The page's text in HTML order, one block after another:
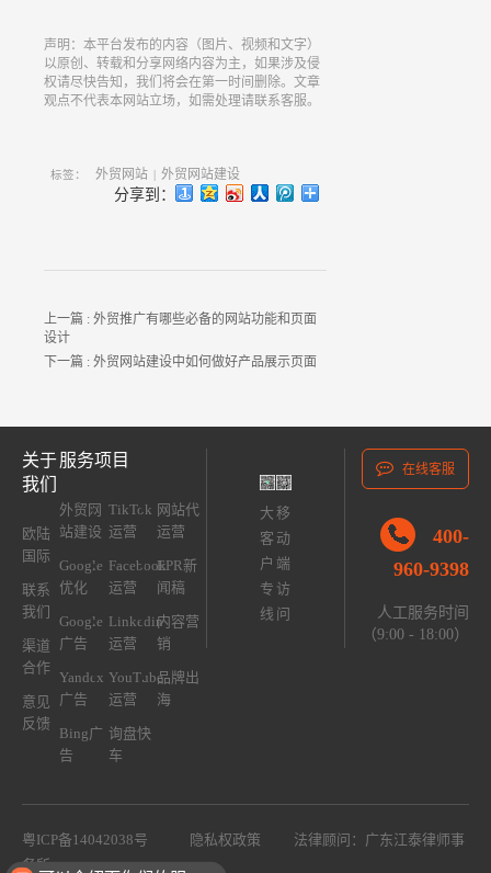
声明：本平台发布的内容（图片、视频和文字）
以原创、转载和分享网络内容为主，如果涉及侵
权请尽快告知，我们将会在第一时间删除。文章
观点不代表本网站立场，如需处理请联系客服。
标签： 外贸网站 外贸网站建设
分享到：
上一篇 : 外贸推广有哪些必备的网站功能和页面
设计
下一篇 : 外贸网站建设中如何做好产品展示页面
关于
我们
欧陆
国际
联系
我们
渠道
合作
意见
反馈
服务项目
外贸网
站建设
TikTok
运营
网站代
运营
Google
优化
Facebook
运营
EPR新
闻稿
Google
广告
Linkedin
运营
内容营
销
Yandex
广告
YouTube
运营
品牌出
海
Bing广
告
询盘快
车
大
客
户
专
线
移
动
端
访
问
在线客服
400-
960-9398
人工服务时间
（9:00 - 18:00）
粤ICP备14042038号 隐私权政策 法律顾问：广东江泰律师事
务所